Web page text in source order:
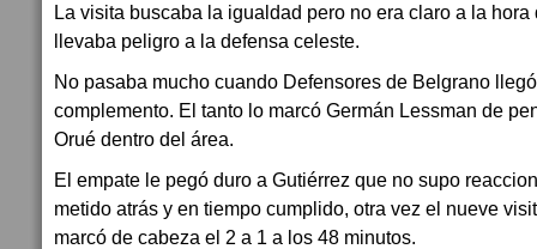
La visita buscaba la igualdad pero no era claro a la hora
llevaba peligro a la defensa celeste.
No pasaba mucho cuando Defensores de Belgrano
complemento. El tanto lo marcó Germán Lessman de
Orué dentro del área.
El empate le pegó duro a Gutiérrez que no supo
metido atrás y en tiempo cumplido, otra vez el nueve
marcó de cabeza el 2 a 1 a los 48 minutos.